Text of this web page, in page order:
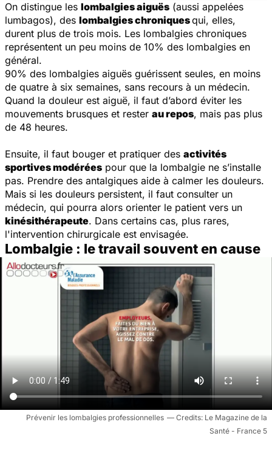
On distingue les lombalgies aiguës (aussi appelées
lumbagos), des lombalgies chroniquesqui, elles,
durent plus de trois mois. Les lombalgies chroniques
représentent un peu moins de 10% des lombalgies en
général.
90% des lombalgies aiguës guérissent seules, en moins
de quatre à six semaines, sans recours à un médecin.
Quand la douleur est aiguë, il faut d’abord éviter les
mouvements brusques et rester au repos, mais pas plus
de 48 heures.
Ensuite, il faut bouger et pratiquer des activités
sportives modérées pour que la lombalgie ne s’installe
pas. Prendre des antalgiques aide à calmer les douleurs.
Mais si les douleurs persistent, il faut consulter un
médecin, qui pourra alors orienter le patient vers un
kinésithérapeute. Dans certains cas, plus rares,
l'intervention chirurgicale est envisagée.
Lombalgie : le travail souvent en cause
Prévenir les lombalgies professionnelles
Le Magazine de la
Santé - France 5